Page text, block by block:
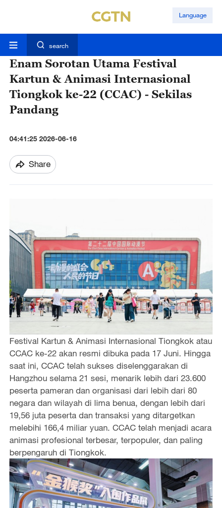
Language
search
Enam Sorotan Utama Festival
Kartun & Animasi Internasional
Tiongkok ke-22 (CCAC) - Sekilas
Pandang
04:41:25 2026-06-16
Share
Festival Kartun & Animasi Internasional Tiongkok atau
CCAC ke-22 akan resmi dibuka pada 17 Juni. Hingga
saat ini, CCAC telah sukses diselenggarakan di
Hangzhou selama 21 sesi, menarik lebih dari 23.600
peserta pameran dan organisasi dari lebih dari 80
negara dan wilayah di lima benua, dengan lebih dari
19,56 juta peserta dan transaksi yang ditargetkan
melebihi 166,4 miliar yuan. CCAC telah menjadi acara
animasi profesional terbesar, terpopuler, dan paling
berpengaruh di Tiongkok.